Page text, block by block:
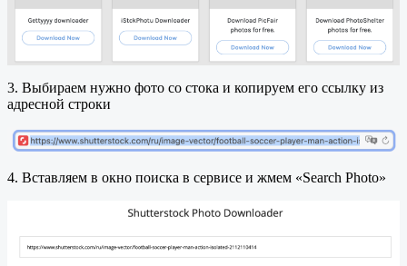
3. Выбираем нужно фото со стока и копируем его ссылку из
адресной строки
4. Вставляем в окно поиска в сервисе и жмем «Search Photo»